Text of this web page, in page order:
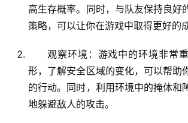
高生存概率。同时，与队友保持良好
策略，可以让你在游戏中取得更好的成
观察环境：游戏中的环境非常
形，了解安全区域的变化，可以帮助
的行动。同时，利用环境中的掩体和
地躲避敌人的攻击。